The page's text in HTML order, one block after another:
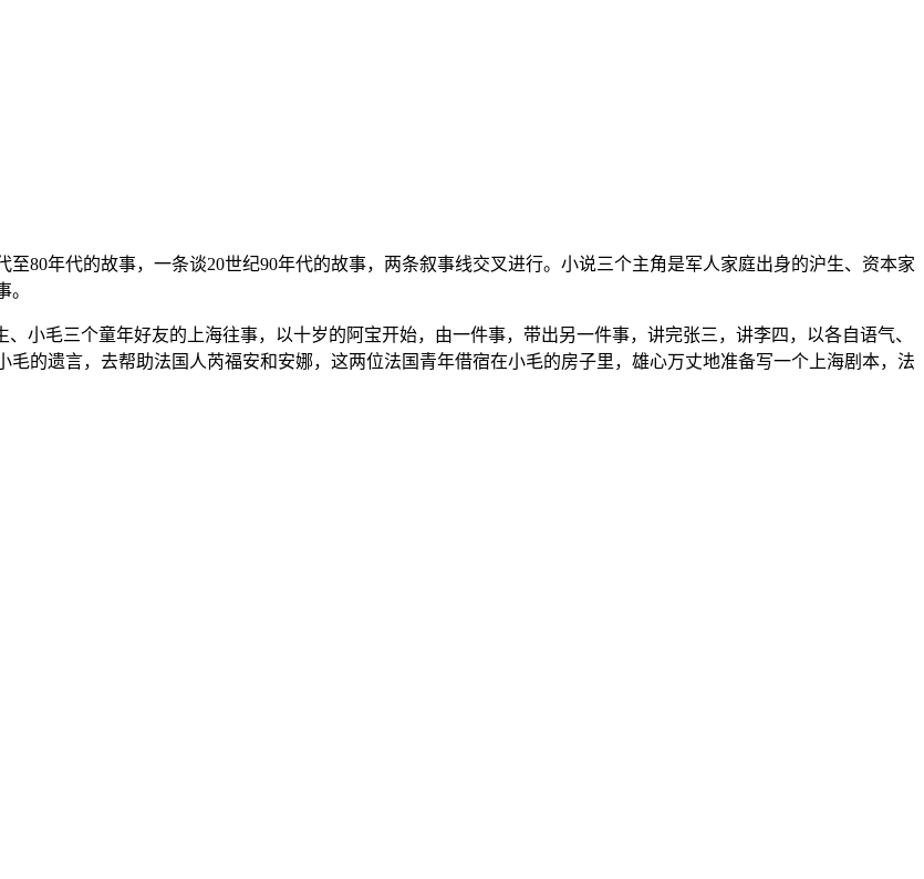
80年代的故事，一条谈20世纪90年代的故事，两条叙事线交叉进行。小说三个主角是军人家庭出身的沪生、资本家
。
小毛三个童年好友的上海往事，以十岁的阿宝开始，由一件事，带出另一件事，讲完张三，讲李四，以各自语气、
的遗言，去帮助法国人芮福安和安娜，这两位法国青年借宿在小毛的房子里，雄心万丈地准备写一个上海剧本，法